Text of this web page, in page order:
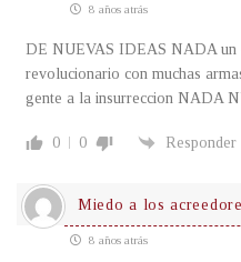
8 años atrás
DE NUEVAS IDEAS NADA un
revolucionario con muchas
gente a la insurreccion NADA
0 0 Responder
Miedo a los
8 años atrás